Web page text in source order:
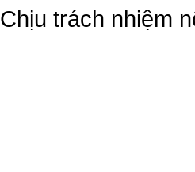
Chịu trách nhiệm